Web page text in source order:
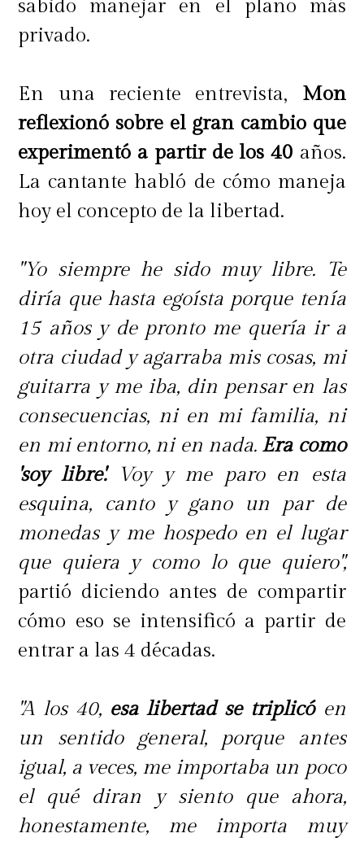
sabido manejar en el plano más
privado.
En una reciente entrevista, Mon
reflexionó sobre el gran cambio que
experimentó a partir de los 40 años.
La cantante habló de cómo maneja
hoy el concepto de la libertad.
"Yo siempre he sido muy libre. Te
diría que hasta egoísta porque tenía
15 años y de pronto me quería ir a
otra ciudad y agarraba mis cosas, mi
guitarra y me iba, din pensar en las
consecuencias, ni en mi familia, ni
en mi entorno, ni en nada. Era como
'soy libre'.Voy y me paro en esta
esquina, canto y gano un par de
monedas y me hospedo en el lugar
que quiera y como lo que quiero",
partió diciendo antes de compartir
cómo eso se intensificó a partir de
entrar a las 4 décadas.
"A los 40, esa libertad se triplicóen
un sentido general, porque antes
igual, a veces, me importaba un poco
el qué diran y siento que ahora,
honestamente, me importa muy